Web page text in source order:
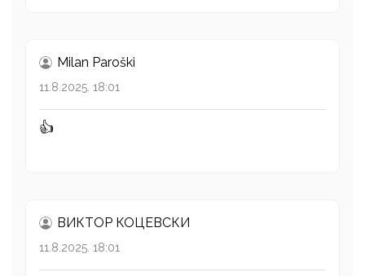
Milan Paroški
11.8.2025. 18:01
👍
ВИКТОР КОЦЕВСКИ
11.8.2025. 18:01